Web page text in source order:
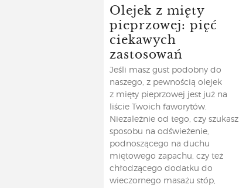
Olejek z mięty
pieprzowej: pięć
ciekawych
zastosowań
Jeśli masz gust podobny do
naszego, z pewnością olejek
z mięty pieprzowej jest już na
liście Twoich faworytów.
Niezależnie od tego, czy szukasz
sposobu na odświeżenie,
podnoszącego na duchu
miętowego zapachu, czy też
chłodzącego dodatku do
wieczornego masażu stóp,